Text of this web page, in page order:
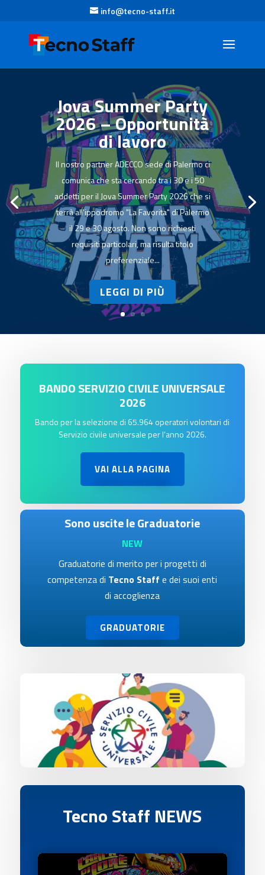
info@tecno-staff.it
Jova Summer Party
2026 – Opportunità
di lavoro
Il nostro partner ADECCO sede di Palermo ci
comunica che sta cercando tra i 30 e i 50
addetti per il Jova Summer Party 2026 che si
terrà all'ippodromo "La Favorita" di Palermo
il 29 e 30 agosto. Non sono richiesti
requisiti particolari, ma risulta titolo
preferenziale...
LEGGI DI PIÙ
BANDO SERVIZIO CIVILE UNIVERSALE
2026
Bando per la selezione di 65.964 operatori volontari di
Servizio civile universale per l’anno 2026.
VAI ALLA PAGINA
Sono uscite le Graduatorie
NEW
Graduatorie di merito per i progetti di
competenza di Tecno Staffe dei suoi enti
di accoglienza
GRADUATORIE
Tecno Staff NEWS